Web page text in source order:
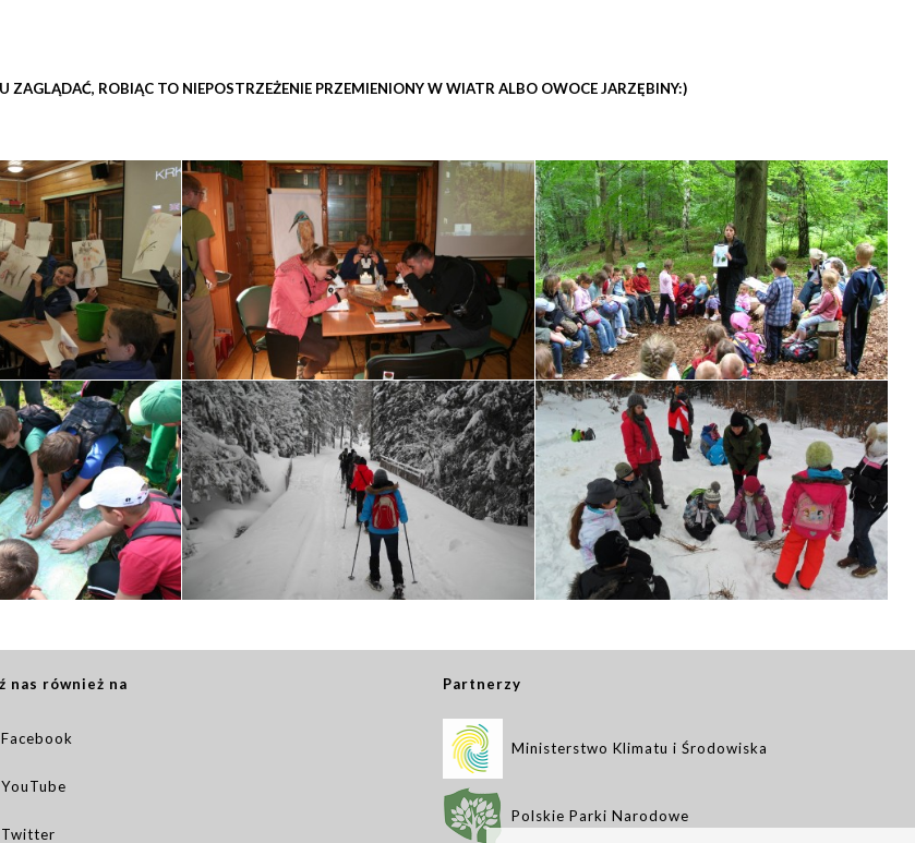
ROBIĄC TO NIEPOSTRZEŻENIE PRZEMIENIONY W WIATR ALBO OWOCE JARZĘBINY:)
nas również na
Facebook
YouTube
Twitter
Partnerzy
Ministerstwo Klimatu i Środowiska
Polskie Parki Narodowe